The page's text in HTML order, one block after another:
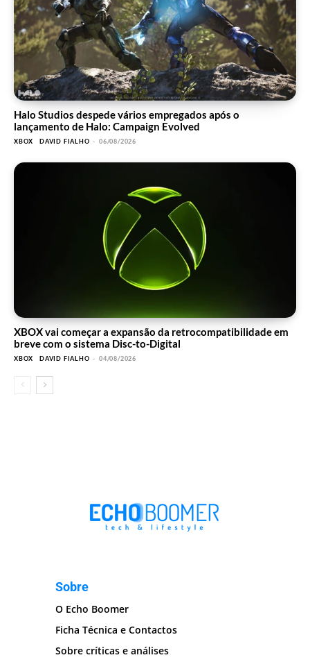
Halo Studios despede vários empregados após o
lançamento de Halo: Campaign Evolved
XBOX DAVID FIALHO - 06/08/2026
XBOX vai começar a expansão da retrocompatibilidade em
breve com o sistema Disc-to-Digital
XBOX DAVID FIALHO - 04/08/2026
Sobre
O Echo Boomer
Ficha Técnica e Contactos
Sobre críticas e análises